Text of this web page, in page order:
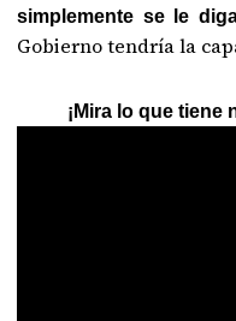
simplemente se le
Gobierno tendría la
¡Mira lo que tiene